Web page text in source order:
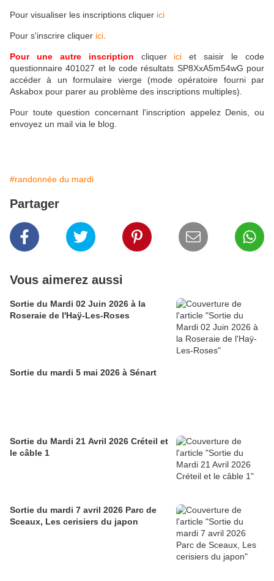
Pour visualiser les inscriptions cliquer ici
Pour s'inscrire cliquer ici
Pour une autre inscription cliquer ici et saisir le code
questionnaire 401027 et le code résultats SP8XxA5m54wG pour
accéder à un formulaire vierge (mode opératoire fourni par
Askabox pour parer au problème des inscriptions multiples).
Pour toute question concernant l'inscription appelez Denis, ou
envoyez un mail via le blog.
#randonnée du mardi
Partager
Vous aimerez aussi
Sortie du Mardi 02 Juin 2026 à la
Roseraie de l'Haÿ-Les-Roses
Sortie du mardi 5 mai 2026 à Sénart
Sortie du Mardi 21 Avril 2026 Créteil et
le câble 1
Sortie du mardi 7 avril 2026 Parc de
Sceaux, Les cerisiers du japon